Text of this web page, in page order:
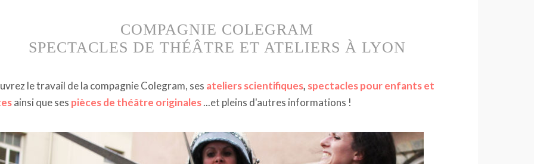
COMPAGNIE COLEGRAM
SPECTACLES DE THÉÂTRE ET ATELIERS À LYON
le travail de la compagnie Colegram, ses ateliers scientifiques, spectacles pour enfants et
ainsi que ses pièces de théâtre originales...et pleins d'autres informations !